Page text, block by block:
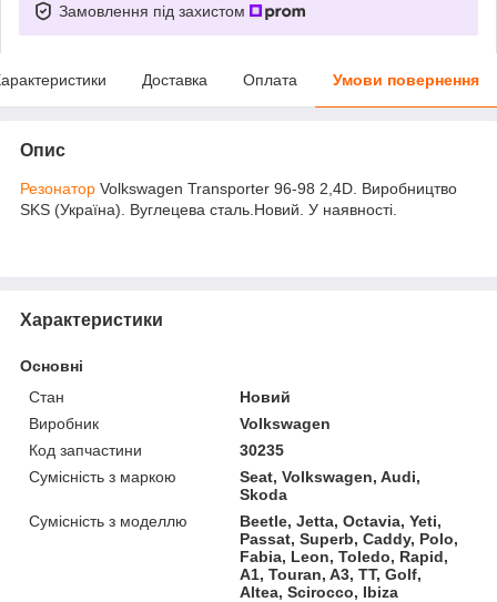
Замовлення під захистом
Доставка Оплата Умови повернення
Опис
Резонатор Volkswagen Transporter 96-98 2,4D. Виробництво
SKS (Україна). Вуглецева сталь.Новий. У наявності.
Характеристики
Основні
Стан
Новий
Виробник
Volkswagen
Код запчастини
30235
Сумісність з маркою
Seat, Volkswagen, Audi,
Skoda
Сумісність з моделлю
Beetle, Jetta, Octavia, Yeti,
Passat, Superb, Caddy, Polo,
Fabia, Leon, Toledo, Rapid,
A1, Touran, A3, TT, Golf,
Altea, Scirocco, Ibiza